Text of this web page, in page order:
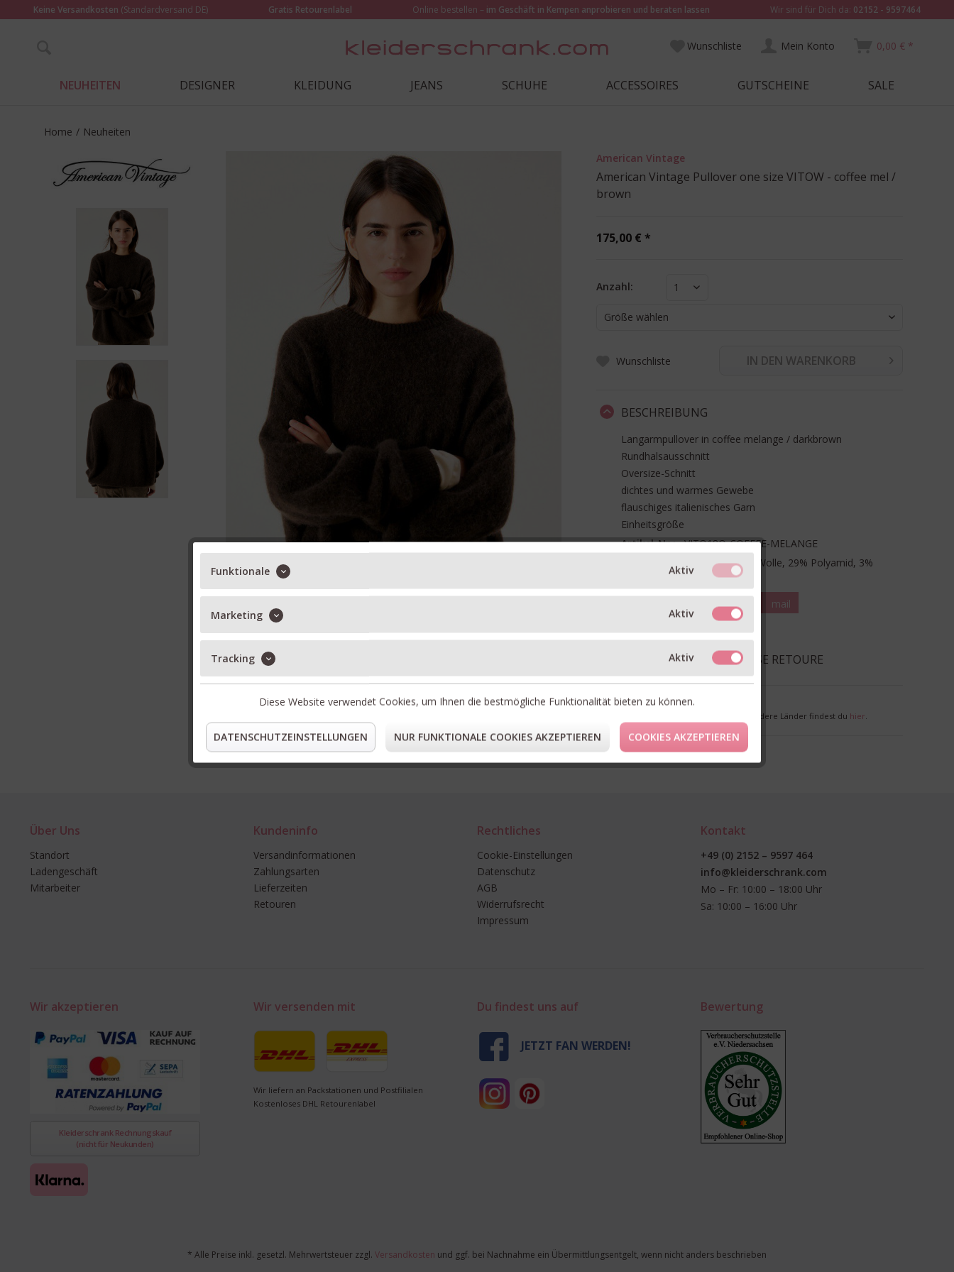
Keine Versandkosten (Standardversand DE) Gratis Retourenlabel Online bestellen – im Geschäft in Kempen anprobieren und beraten lassen Wir sind für Dich da: 02152 - 9597464
Wunschliste Mein Konto 0,00 € *
NEUHEITEN DESIGNER KLEIDUNG JEANS SCHUHE ACCESSOIRES GUTSCHEINE SALE
Home / Neuheiten
American Vintage
American Vintage Pullover one size VITOW - coffee mel /
brown
175,00 € *
Anzahl: 1
Größe wählen
Wunschliste IN DEN WARENKORB
BESCHREIBUNG
Langarmpullover in coffee melange / darkbrown
Rundhalsausschnitt
Oversize-Schnitt
dichtes und warmes Gewebe
flauschiges italienisches Garn
Einheitsgröße
Artikel-Nr.:
VITO18Q-COFFEE-MELANGE
34% Alpaka, 34% Wolle, 29% Polyamid, 3%
pin it mail
FORM & GRÖSSE
LIEFERUNG & KOSTENLOSE RETOURE
* Preise inkl. MwSt. zzgl. Versandkosten
** Gilt für Deutschland. Lieferzeiten für andere Länder findest du hier.
Über Uns
Standort
Ladengeschäft
Mitarbeiter
Kundeninfo
Versandinformationen
Zahlungsarten
Lieferzeiten
Retouren
Rechtliches
Cookie-Einstellungen
Datenschutz
AGB
Widerrufsrecht
Impressum
Kontakt
+49 (0) 2152 – 9597 464
info@kleiderschrank.com
Mo – Fr: 10:00 – 18:00 Uhr
Sa: 10:00 – 16:00 Uhr
Wir akzeptieren
Kleiderschrank Rechnungskauf
(nicht für Neukunden)
Wir versenden mit
Wir liefern an Packstationen und Postfilialen
Kostenloses DHL Retourenlabel
Du findest uns auf
JETZT FAN WERDEN!
Bewertung
* Alle Preise inkl. gesetzl. Mehrwertsteuer zzgl. Versandkosten und ggf. bei Nachnahme ein Übermittlungsentgelt, wenn nicht anders beschrieben
Funktionale Aktiv
Marketing Aktiv
Tracking Aktiv
Diese Website verwendet Cookies, um Ihnen die bestmögliche Funktionalität bieten zu können.
DATENSCHUTZEINSTELLUNGEN NUR FUNKTIONALE COOKIES AKZEPTIEREN COOKIES AKZEPTIEREN